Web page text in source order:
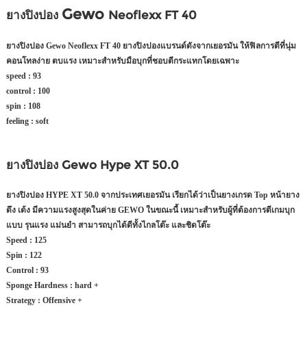
ยางปิงปอง Gewo Neoflexx FT 40
ยางปิงปอง Gewo Neoflexx FT 40 ยางปิงปองแบรนด์ดังจากเยอรมันให้ฟิลการตีที่นุ่ม
คอนโทลง่าย ตบแรง เหมาะสำหรับมือบุกที่ชอบตีกระแทกโดยเฉพาะ
speed : 93
control : 100
spin : 108
feeling : soft
ยางปิงปอง Gewo Hype XT 50.0
ยางปิงปอง HYPE XT 50.0 จากประเทศเยอรมัน เรียกได้ว่าเป็นยางเกรด Top หน้ายาง
ดึง เด้ง มีความแรงสูงสุดในค่าย GEWO ในขณะนี้ เหมาะสำหรับผู้ที่ต้องการตีเกมบุก
แบบ รุนแรง แม่นยำ สามารถบุกได้ดีทั้งไกลโต๊ะ และชิดโต๊ะ
Speed : 125
Spin : 122
Control : 93
Sponge Hardness : hard +
Strategy : Offensive +